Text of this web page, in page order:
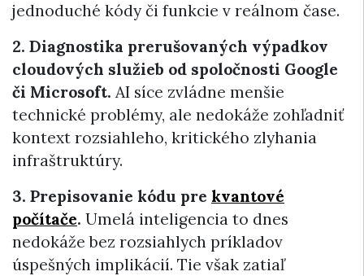
jednoduché kódy či funkcie v reálnom čase.
2. Diagnostika prerušovaných výpadkov
cloudových služieb od spoločnosti Google
či Microsoft. AI síce zvládne menšie
technické problémy, ale nedokáže zohľadniť
kontext rozsiahleho, kritického zlyhania
infraštruktúry.
3. Prepisovanie kódu pre kvantové
počítače. Umelá inteligencia to dnes
nedokáže bez rozsiahlych príkladov
úspešných implikácií. Tie však zatiaľ